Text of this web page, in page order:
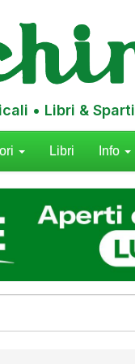
• Libri &
Libri Info